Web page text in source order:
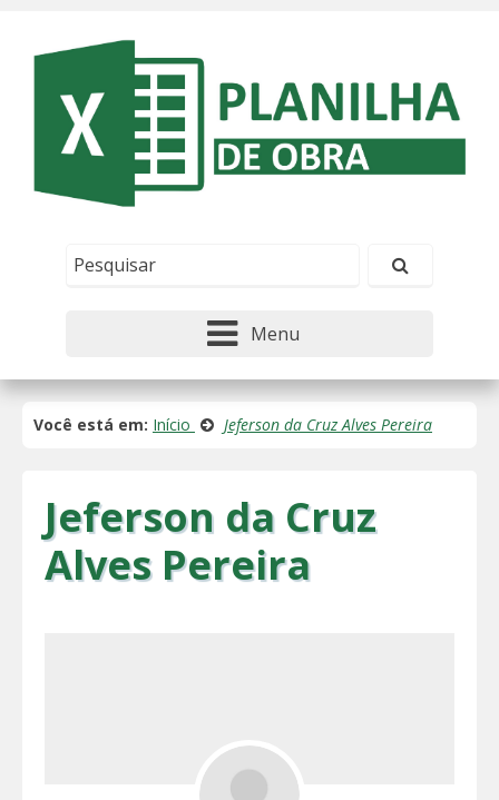
Menu
Você está em: Início Jeferson da Cruz Alves Pereira
Jeferson da Cruz
Alves Pereira
para lembrar e entender como você usa nosso
site, analisar seu uso de nossos produtos e
serviços, ajudar com nossos esforços de
marketing e fornecer conteúdo de terceiros. Leia
mais em Política de Cookies e Privacidade.